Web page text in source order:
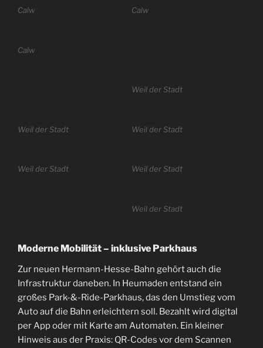
Calw Calw
Calw
Weil der Stadt
Weil der Stadt Weil der Stadt
Weil der Stadt Weil der Stadt
Weil der Stadt
Moderne Mobilität – inklusive Parkhaus
Zur neuen Hermann-Hesse-Bahn gehört auch die
Infrastruktur daneben. In Heumaden entstand ein
großes Park-&-Ride-Parkhaus, das den Umstieg vom
Auto auf die Bahn erleichtern soll. Bezahlt wird digital
per App oder mit Karte am Automaten. Ein kleiner
Hinweis aus der Praxis: QR-Codes vor dem Scannen